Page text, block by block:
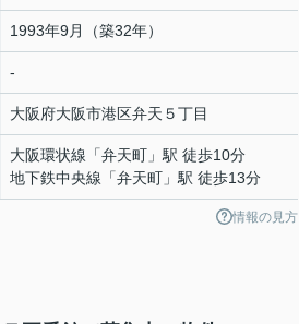
1993年9月（築32年）
-
大阪府大阪市港区弁天 ５丁目
大阪環状線 「弁天町 」駅 徒歩10分
地下鉄中央線 「弁天町 」駅 徒歩13分
情報の見方